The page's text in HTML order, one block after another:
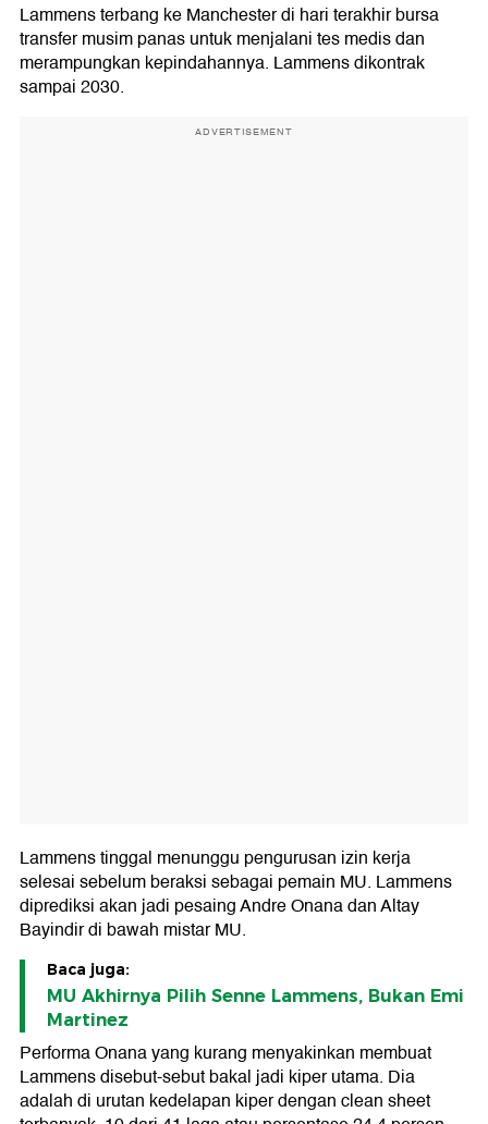
Lammens terbang ke Manchester di hari terakhir bursa
transfer musim panas untuk menjalani tes medis dan
merampungkan kepindahannya. Lammens dikontrak
sampai 2030.
ADVERTISEMENT
Lammens tinggal menunggu pengurusan izin kerja
selesai sebelum beraksi sebagai pemain MU. Lammens
diprediksi akan jadi pesaing Andre Onana dan Altay
Bayindir di bawah mistar MU.
Baca juga:
MU Akhirnya Pilih Senne Lammens, Bukan Emi
Martinez
Performa Onana yang kurang menyakinkan membuat
Lammens disebut-sebut bakal jadi kiper utama. Dia
adalah di urutan kedelapan kiper dengan clean sheet